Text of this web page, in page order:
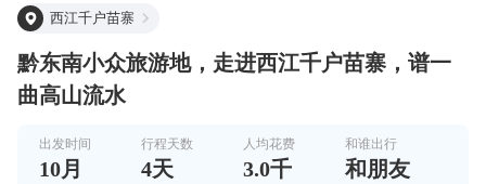
西江千户苗寨
黔东南小众旅游地，走进西江千户苗寨，谱一
曲高山流水
出发时间
10月
行程天数
4天
人均花费
3.0千
和谁出行
和朋友